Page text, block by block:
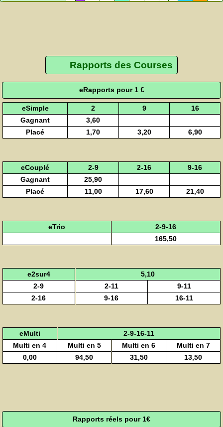
Rapports des Courses
eRapports pour 1 €
eSimple 2 9
16
Gagnant
3,60
Placé
1,70 3,20 6,90
eCouplé 2-9 2-16
9-16
Gagnant
25,90
Placé
11,00 17,60 21,40
eTrio
2-9-16
165,50
e2sur4
5,10
2-9
2-11
9-11
2-16
9-16 16-11
eMulti
2-9-16-11
Multi en 4
Multi en 5 Multi en 6
Multi en 7
0,00
94,50 31,50 13,50
Rapports réels pour 1€